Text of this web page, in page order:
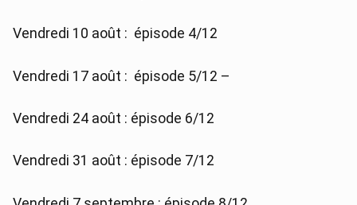
Vendredi 10 août : épisode 4/12
Vendredi 17 août : épisode 5/12 –
Vendredi 24 août : épisode 6/12
Vendredi 31 août : épisode 7/12